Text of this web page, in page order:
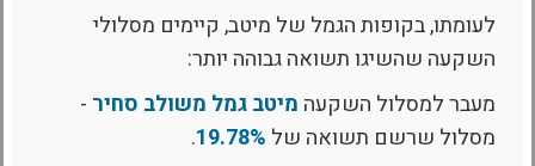
לעומתו, בקופות הגמל של מיטב, קיימים מסלולי
השקעה שהשיגו תשואה גבוהה יותר:
מעבר למסלול השקעה מיטב גמל משולב סחיר -
מסלול שרשם תשואה של 19.78%
.